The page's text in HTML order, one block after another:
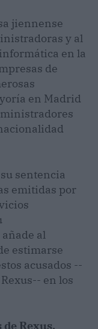
jiennense
y al
en la
de
en Madrid
sentencia
emitidas por
al
estimarse
acusados --
en los
de Rexus,